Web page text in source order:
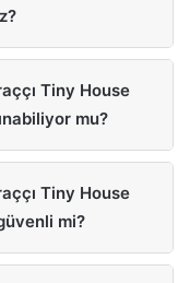
Tiny House
mu?
Tiny House
mi?